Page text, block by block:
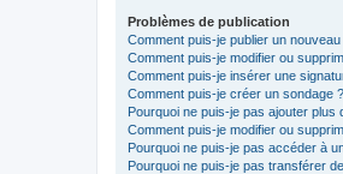
Problèmes de publication
Comment puis-je publier un
Comment puis-je modifier ou
Comment puis-je insérer une
Comment puis-je créer un sondage ?
Pourquoi ne puis-je pas ajouter plus
Comment puis-je modifier ou
Pourquoi ne puis-je pas accéder à
Pourquoi ne puis-je pas transférer